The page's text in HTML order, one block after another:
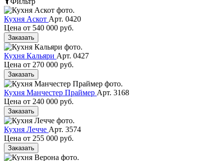
Кухня Аскот Арт. 0420
Цена от 540 000 руб.
Заказать
Кухня Кальяри Арт. 0427
Цена от 270 000 руб.
Заказать
Кухня Манчестер Праймер Арт. 3168
Цена от 240 000 руб.
Заказать
Кухня Лечче Арт. 3574
Цена от 255 000 руб.
Заказать